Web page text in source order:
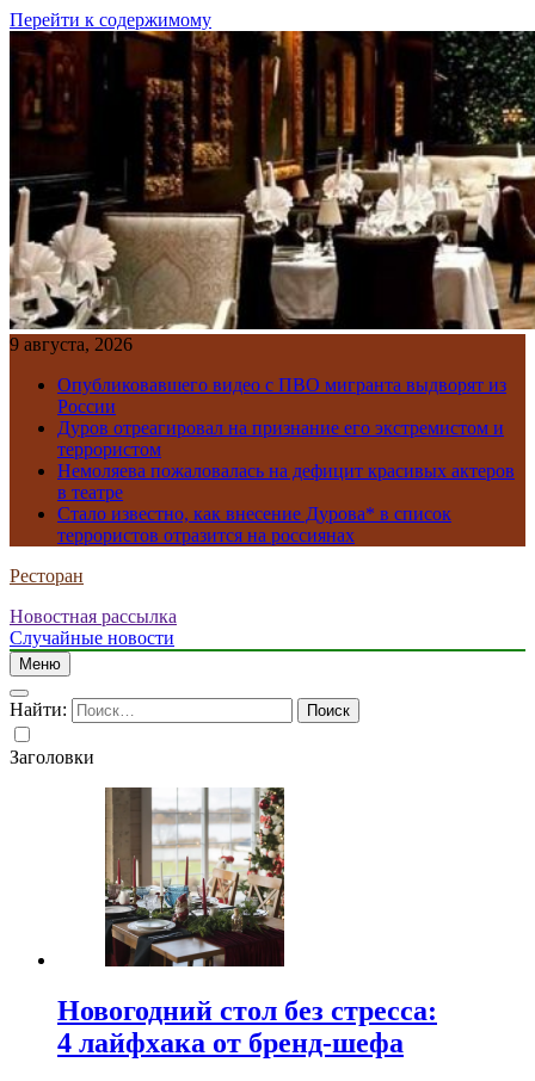
Перейти к содержимому
9 августа, 2026
Опубликовавшего видео с ПВО мигранта выдворят из
России
Дуров отреагировал на признание его экстремистом и
террористом
Немоляева пожаловалась на дефицит красивых актеров
в театре
Стало известно, как внесение Дурова* в список
террористов отразится на россиянах
Ресторан
Новостная рассылка
Случайные новости
Меню
Найти:
Заголовки
Новогодний стол без стресса:
4 лайфхака от бренд-шефа